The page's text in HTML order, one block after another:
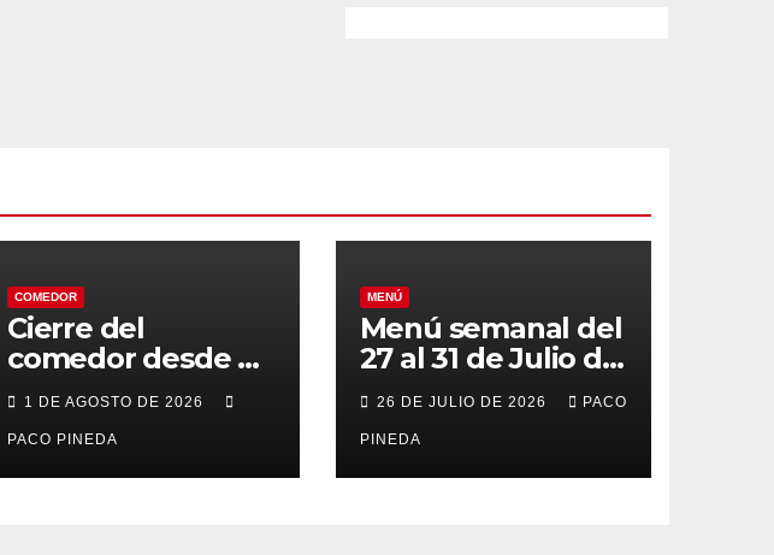
COMEDOR
Cierre del
comedor desde el
7 al 21 de Agosto
por vacaciones
1 DE AGOSTO DE 2026
PACO PINEDA
MENÚ
Menú semanal del
27 al 31 de Julio de
2026
26 DE JULIO DE 2026 PACO
PINEDA